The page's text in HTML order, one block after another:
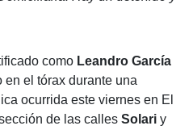
como Leandro García
en el tórax durante una
ocurrida este viernes en El
de las calles Solari y